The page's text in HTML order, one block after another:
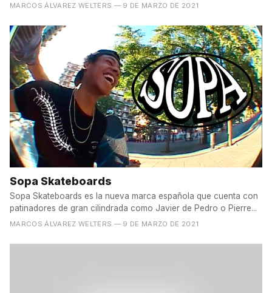
MARCOS ÁLVAREZ WELTERS — 9 DE MARZO DE 2021
Sopa Skateboards
Sopa Skateboards es la nueva marca española que cuenta con
patinadores de gran cilindrada como Javier de Pedro o Pierre...
MARCOS ÁLVAREZ WELTERS — 9 DE MARZO DE 2021